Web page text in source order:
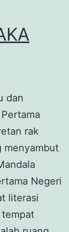
dan
rak
menyambut
Negeri
literasi